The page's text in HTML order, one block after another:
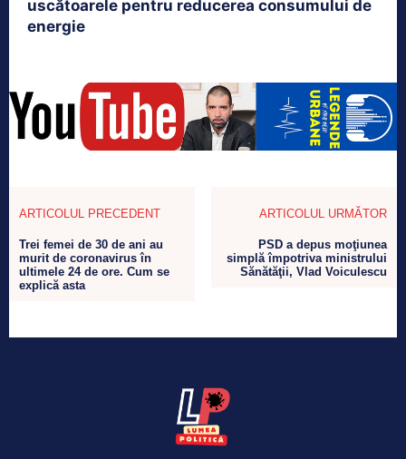
uscătoarele pentru reducerea consumului de
energie
ARTICOLUL PRECEDENT
Trei femei de 30 de ani au
murit de coronavirus în
ultimele 24 de ore. Cum se
explică asta
ARTICOLUL URMĂTOR
PSD a depus moţiunea
simplă împotriva ministrului
Sănătăţii, Vlad Voiculescu